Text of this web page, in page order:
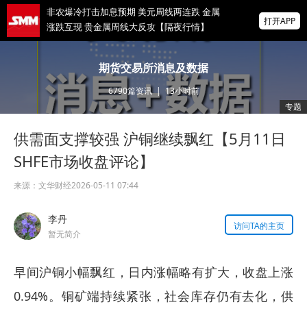
非农爆冷打击加息预期 美元周线两连跌 金属
涨跌互现 贵金属周线大反攻【隔夜行情】
2026 SMM锌业大会圆满落幕！大咖云集 共
寻锌行业破局发展新机遇
美国拟投30亿美元扶持关键矿产
掌上有色
为有色行业打造的神器
打开APP
期货交易所消息及数据
6790篇资讯| 13小时前
专题
供需面支撑较强 沪铜继续飘红【5月11日
SHFE市场收盘评论】
来源： 文华财经2026-05-11 07:44
李丹
暂无简介
访问TA的主页
早间沪铜小幅飘红，日内涨幅略有扩大，收盘上涨
0.94%。铜矿端持续紧张，社会库存仍有去化，供